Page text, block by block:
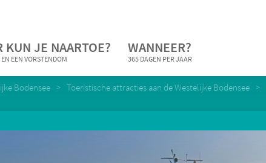
KUN JE NAARTOE?
EEN VORSTENDOM
WANNEER?
365 DAGEN PER JAAR
Bodensee Toeristische attracties aan de Westelijke Bodensee